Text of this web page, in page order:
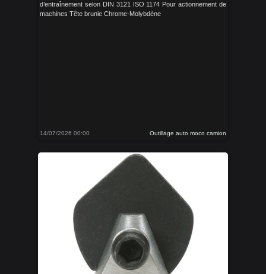
d’entraînement selon DIN 3121 ISO 1174 Pour actionnement de
machines Tête brunie Chrome-Molybdène
14/07/2026 00:00 Outillage auto moco camion